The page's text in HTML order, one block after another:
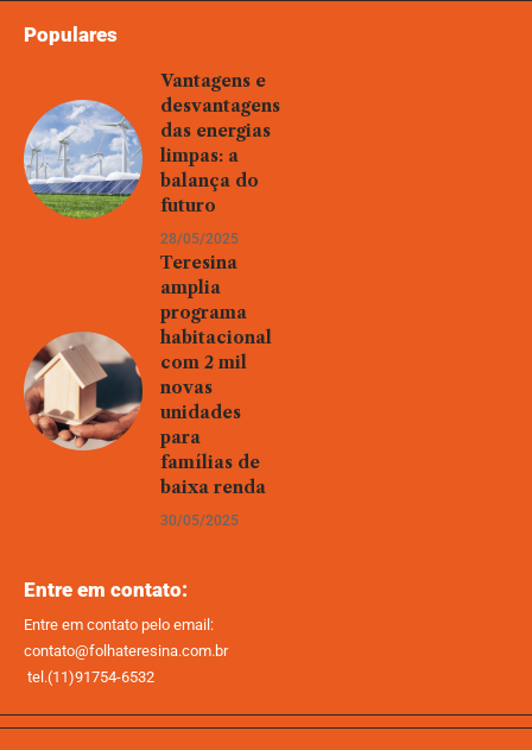
Populares
Vantagens e
desvantagens
das energias
limpas: a
balança do
futuro
28/05/2025
Teresina
amplia
programa
habitacional
com 2 mil
novas
unidades
para
famílias de
baixa renda
30/05/2025
Entre em contato:
Entre em contato pelo email:
contato@folhateresina.com.br
tel.(11)91754-6532